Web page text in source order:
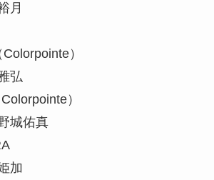
月
）
弘
）
城佑真
加